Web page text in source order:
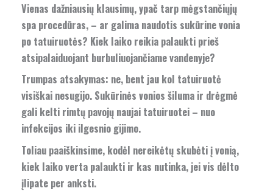
Vienas dažniausių klausimų, ypač tarp mėgstančiųjų
spa procedūras, – ar galima naudotis sukūrine vonia
po tatuiruotės? Kiek laiko reikia palaukti prieš
atsipalaiduojant burbuliuojančiame vandenyje?
Trumpas atsakymas: ne, bent jau kol tatuiruotė
visiškai nesugijo. Sukūrinės vonios šiluma ir drėgmė
gali kelti rimtų pavojų naujai tatuiruotei – nuo
infekcijos iki ilgesnio gijimo.
Toliau paaiškinsime, kodėl nereikėtų skubėti į vonią,
kiek laiko verta palaukti ir kas nutinka, jei vis dėlto
įlipate per anksti.